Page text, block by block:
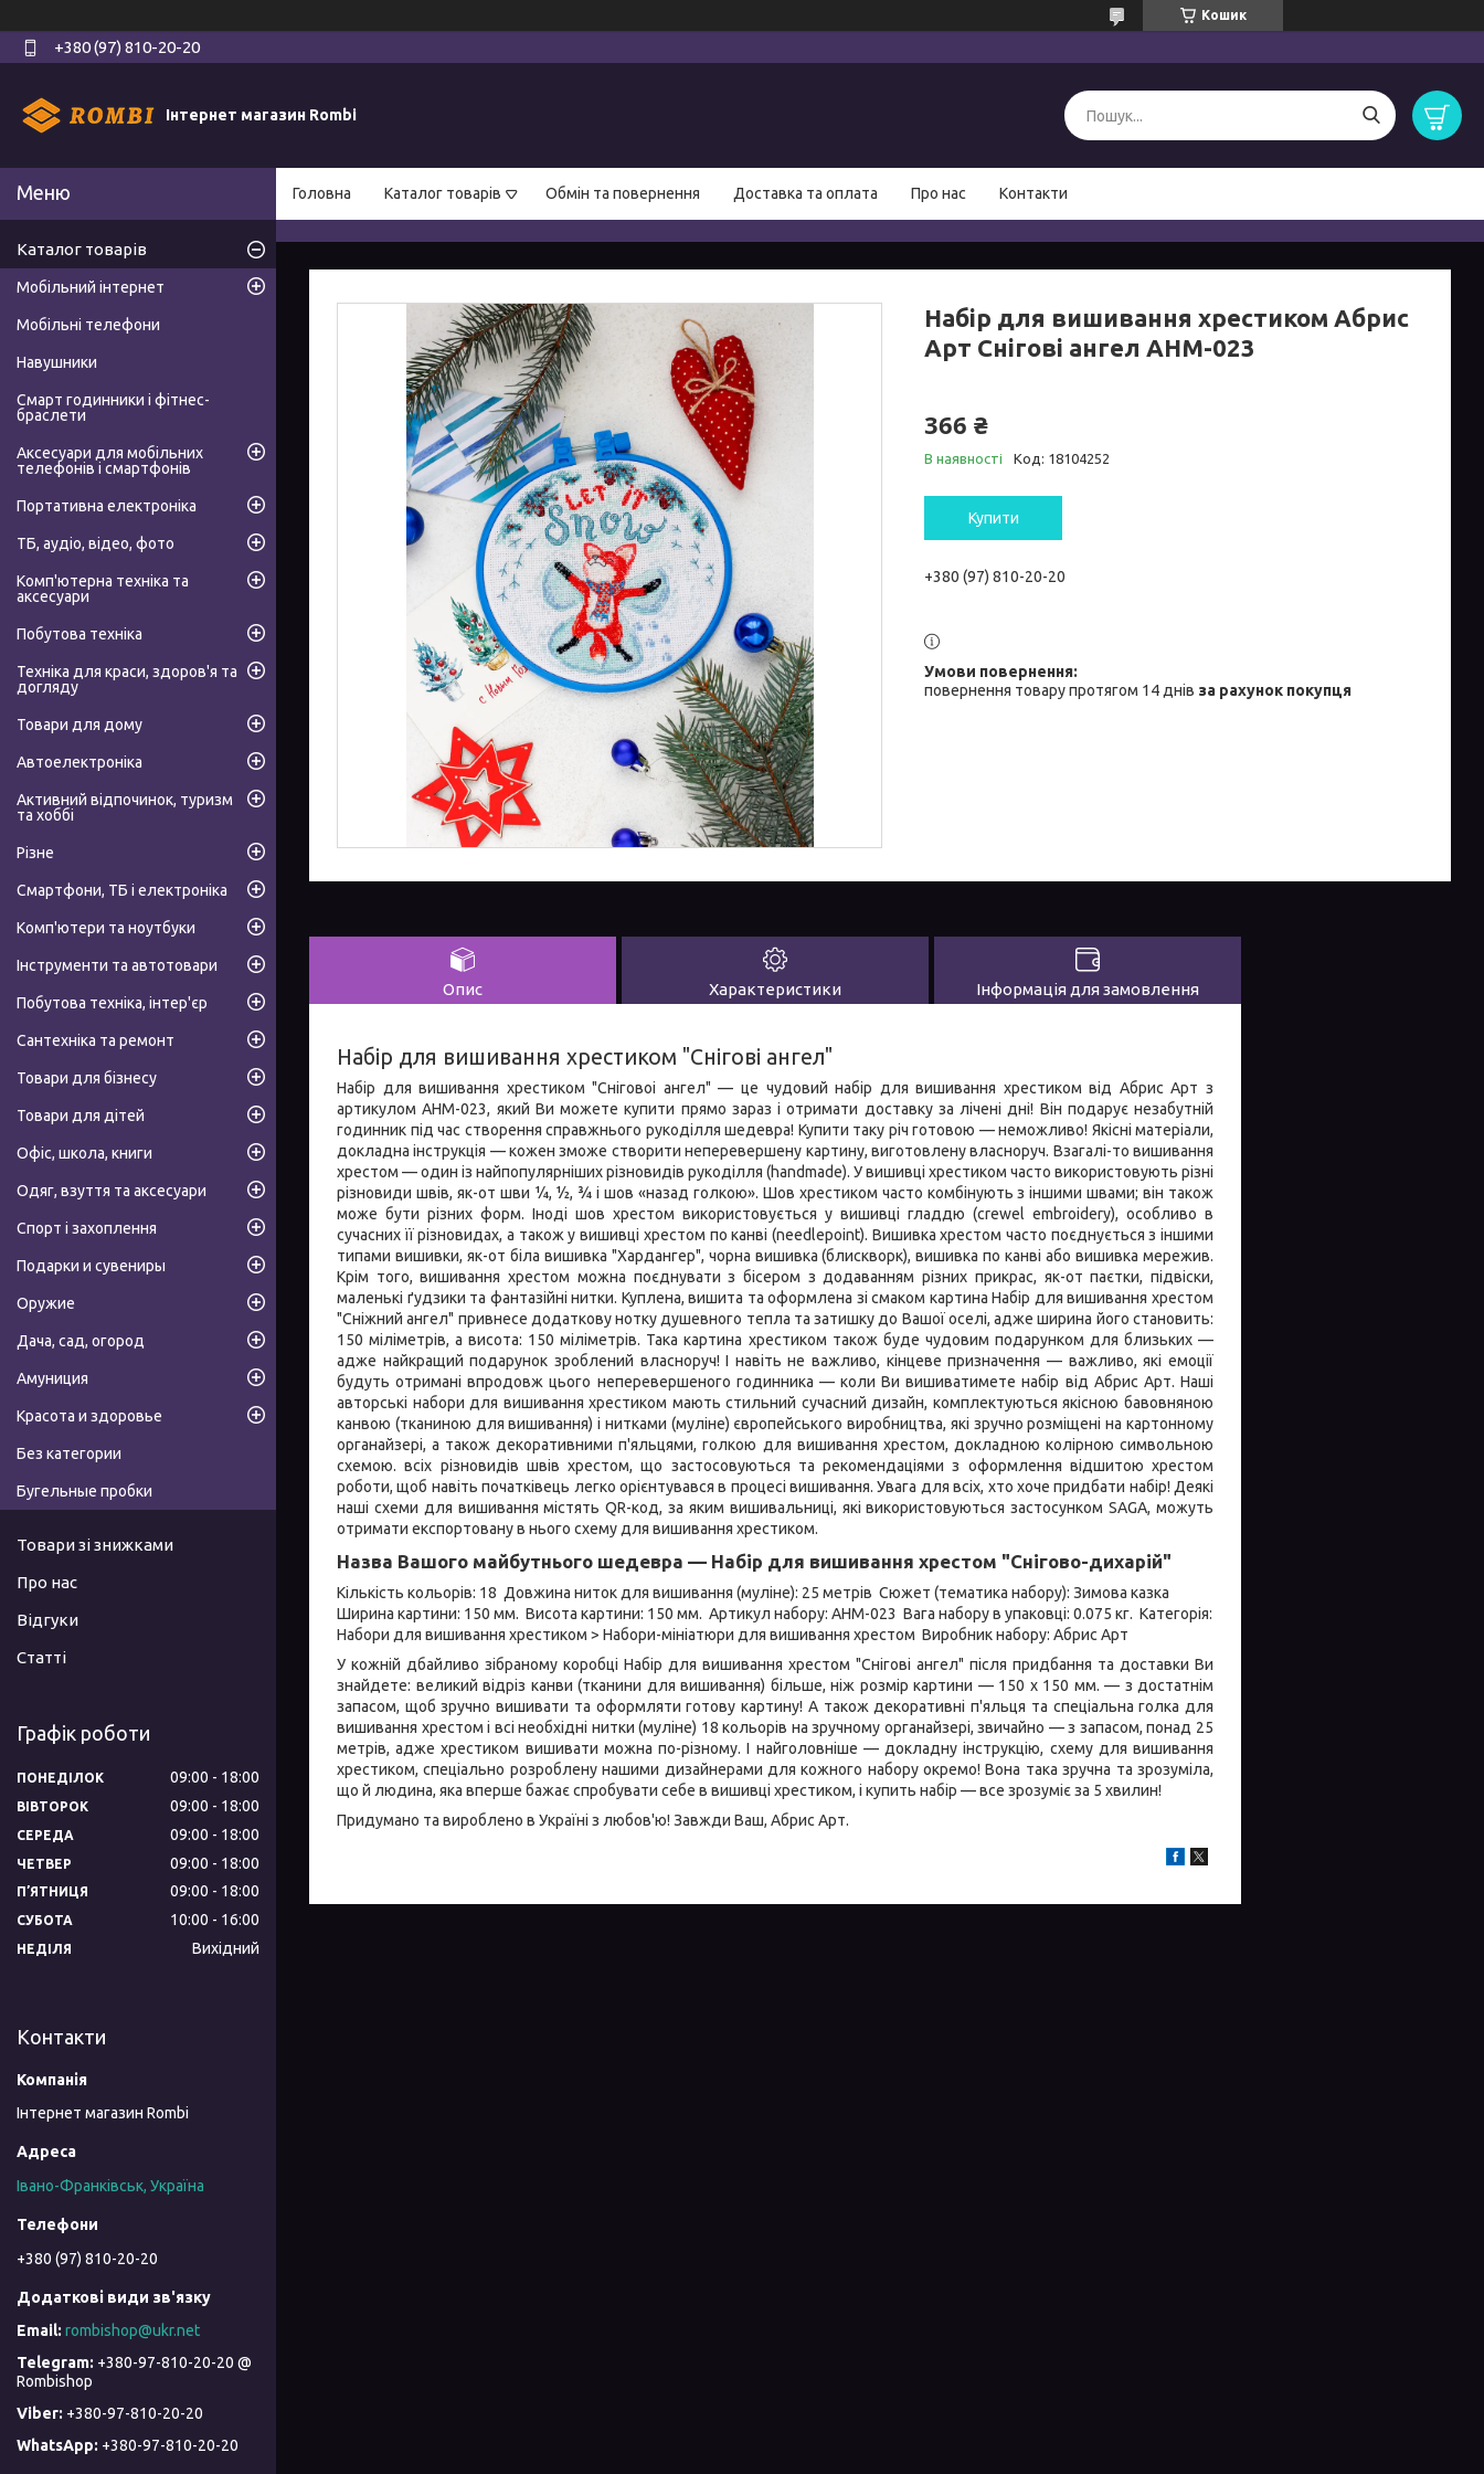
Кошик
+380 (97) 810-20-20
Інтернет магазин Rombi
Головна Каталог товарів Обмін та повернення Доставка та оплата Про нас Контакти
Набір для вишивання хрестиком Абрис
Арт Снігові ангел AHM-023
366 ₴
В наявності Код: 18104252
Купити
+380 (97) 810-20-20
повернення товару протягом 14 днів за рахунок покупця
Опис Характеристики Інформація для замовлення
Набір для вишивання хрестиком "Снігові ангел"
Набір для вишивання хрестиком "Сніговоі ангел" — це чудовий набір для вишивання хрестиком від Абрис Арт з
артикулом AHM-023, який Ви можете купити прямо зараз і отримати доставку за лічені дні! Він подарує незабутній
годинник під час створення справжнього рукоділля шедевра! Купити таку річ готовою — неможливо! Якісні матеріали,
докладна інструкція — кожен зможе створити неперевершену картину, виготовлену власноруч. Взагалі-то вишивання
хрестом — один із найпопулярніших різновидів рукоділля (handmade). У вишивці хрестиком часто використовують різні
різновиди швів, як-от шви 1⁄4, 1⁄2, 3⁄4 і шов «назад голкою». Шов хрестиком часто комбінують з іншими швами; він також
може бути різних форм. Іноді шов хрестом використовується у вишивці гладдю (crewel embroidery), особливо в
сучасних її різновидах, а також у вишивці хрестом по канві (needlepoint). Вишивка хрестом часто поєднується з іншими
типами вишивки, як-от біла вишивка "Хардангер", чорна вишивка (блискворк), вишивка по канві або вишивка мережив.
Крім того, вишивання хрестом можна поєднувати з бісером з додаванням різних прикрас, як-от паєтки, підвіски,
маленькі ґудзики та фантазійні нитки. Куплена, вишита та оформлена зі смаком картина Набір для вишивання хрестом
"Сніжний ангел" привнесе додаткову нотку душевного тепла та затишку до Вашої оселі, адже ширина його становить:
150 міліметрів, а висота: 150 міліметрів. Така картина хрестиком також буде чудовим подарунком для близьких —
адже найкращий подарунок зроблений власноруч! І навіть не важливо, кінцеве призначення — важливо, які емоції
будуть отримані впродовж цього неперевершеного годинника — коли Ви вишиватимете набір від Абрис Арт. Наші
авторські набори для вишивання хрестиком мають стильний сучасний дизайн, комплектуються якісною бавовняною
канвою (тканиною для вишивання) і нитками (муліне) європейського виробництва, які зручно розміщені на картонному
органайзері, а також декоративними п'яльцями, голкою для вишивання хрестом, докладною колірною символьною
схемою. всіх різновидів швів хрестом, що застосовуються та рекомендаціями з оформлення відшитою хрестом
роботи, щоб навіть початківець легко орієнтувався в процесі вишивання. Увага для всіх, хто хоче придбати набір! Деякі
наші схеми для вишивання містять QR-код, за яким вишивальниці, які використовуються застосунком SAGA, можуть
отримати експортовану в нього схему для вишивання хрестиком.
Назва Вашого майбутнього шедевра — Набір для вишивання хрестом "Снігово-дихарій"
Кількість кольорів: 18 Довжина ниток для вишивання (муліне): 25 метрів Сюжет (тематика набору): Зимова казка
Ширина картини: 150 мм. Висота картини: 150 мм. Артикул набору: AHM-023 Вага набору в упаковці: 0.075 кг. Категорія:
Набори для вишивання хрестиком > Набори-мініатюри для вишивання хрестом Виробник набору: Абрис Арт
У кожній дбайливо зібраному коробці Набір для вишивання хрестом "Снігові ангел" після придбання та доставки Ви
знайдете: великий відріз канви (тканини для вишивання) більше, ніж розмір картини — 150 х 150 мм. — з достатнім
запасом, щоб зручно вишивати та оформляти готову картину! А також декоративні п'яльця та спеціальна голка для
вишивання хрестом і всі необхідні нитки (муліне) 18 кольорів на зручному органайзері, звичайно — з запасом, понад 25
метрів, адже хрестиком вишивати можна по-різному. І найголовніше — докладну інструкцію, схему для вишивання
хрестиком, спеціально розроблену нашими дизайнерами для кожного набору окремо! Вона така зручна та зрозуміла,
що й людина, яка вперше бажає спробувати себе в вишивці хрестиком, і купить набір — все зрозуміє за 5 хвилин!
Придумано та вироблено в Україні з любов'ю! Завжди Ваш, Абрис Арт.
Каталог товарів
Мобільний інтернет
Мобільні телефони
Навушники
Смарт годинники і фітнес-
браслети
Аксесуари для мобільних
телефонів і смартфонів
Портативна електроніка
ТБ, аудіо, відео, фото
Комп'ютерна техніка та
аксесуари
Побутова техніка
Техніка для краси, здоров'я та
догляду
Товари для дому
Автоелектроніка
Активний відпочинок, туризм
та хоббі
Різне
Смартфони, ТБ і електроніка
Комп'ютери та ноутбуки
Інструменти та автотовари
Побутова техніка, інтер'єр
Сантехніка та ремонт
Товари для бізнесу
Товари для дітей
Офіс, школа, книги
Одяг, взуття та аксесуари
Спорт і захоплення
Подарки и сувениры
Оружие
Дача, сад, огород
Амуниция
Красота и здоровье
Без категории
Бугельные пробки
Товари зі знижками
Про нас
Відгуки
Статті
Графік роботи
ПОНЕДІЛОК 09:00 18:00
ВІВТОРОК 09:00 18:00
СЕРЕДА 09:00 18:00
ЧЕТВЕР 09:00 18:00
ПʼЯТНИЦЯ 09:00 18:00
СУБОТА 10:00 16:00
НЕДІЛЯ Вихідний
Контакти
Інтернет магазин Rombi
Івано-Франківськ, Україна
+380 (97) 810-20-20
rombishop@ukr.net
+380-97-810-20-20 @
Rombishop
+380-97-810-20-20
+380-97-810-20-20